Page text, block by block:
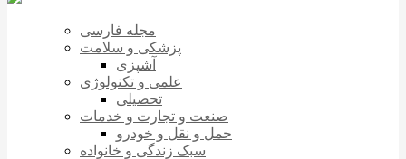
مجله فارسی
پزشکی و سلامت
آشپزی
علمی و تکنولوژی
تحصیلی
صنعت و تجارت و خدمات
حمل و نقل و خودرو
سبک زندگی و خانواده